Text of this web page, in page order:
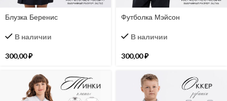
Блузка Беренис
В наличии
300,00₽
Футболка Мэйсон
В наличии
300,00₽